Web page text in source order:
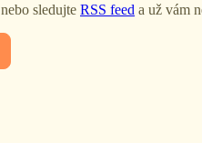
nebo sledujte RSS feed a už vám